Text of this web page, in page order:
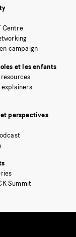
Centre
campaign
et les enfants
explainers
perspectives
Summit